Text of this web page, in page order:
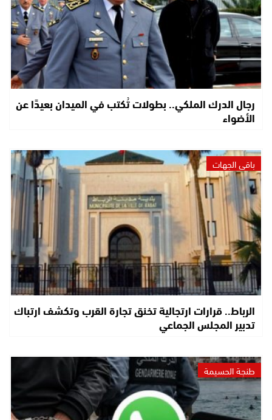
رجال الدرك الملكي.. بطولات تُكتب في الميدان بعيدًا عن
الأضواء
باقي الجهات
الرباط.. قرارات ارتجالية تخنق تجارة القرب وتكشف ارتباك
تدبير المجلس الجماعي
طنجة الحسيمة